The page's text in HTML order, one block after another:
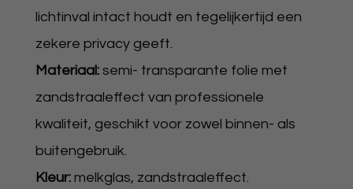
lichtinval intact houdt en tegelijkertijd een
zekere privacy geeft.
Materiaal: semi- transparante folie met
zandstraaleffect van professionele
kwaliteit, geschikt voor zowel binnen- als
buitengebruik.
Kleur: melkglas, zandstraaleffect.